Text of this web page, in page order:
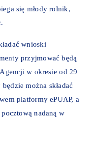
się młody rolnik,
wnioski
przyjmować będą
w okresie od 29
można składać
platformy ePUAP, a
pocztową nadaną w